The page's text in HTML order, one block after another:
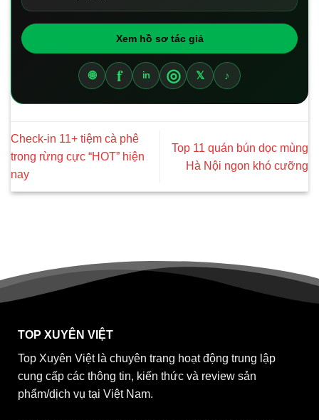
Xem hồ sơ tác giả
🌐 f in ◎ 𝕏 ♪
Check-in 11+ tiệm cà phê
trong rừng cực “HOT” hiện
nay
Top 11 quán bún dọc mùng
Hà Nội ngon khó cưỡng
TOP XUYÊN VIỆT
Top Xuyên Việt là chuyên trang hoạt động trung lập
cung cấp các thông tin, kiến thức và review sản
phẩm/dịch vụ tại Việt Nam.